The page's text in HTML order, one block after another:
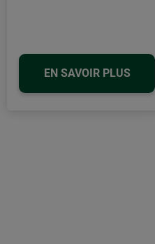
EN SAVOIR PLUS